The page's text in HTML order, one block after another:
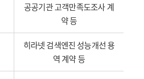
공공기관 고객만족도조사 계
약 등
히라넷 검색엔진 성능개선 용
역 계약 등